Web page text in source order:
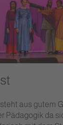
aus gutem
Pädagogik da